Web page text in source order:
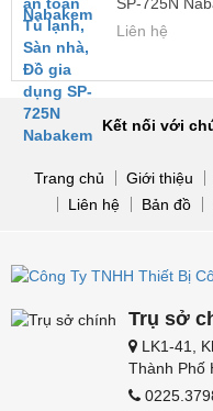
Liên hệ
Kết nối với
Trang chủ Giới thiệu
Liên hệ
Bản đồ
Trụ sở
LK1-41,
Thành Phố